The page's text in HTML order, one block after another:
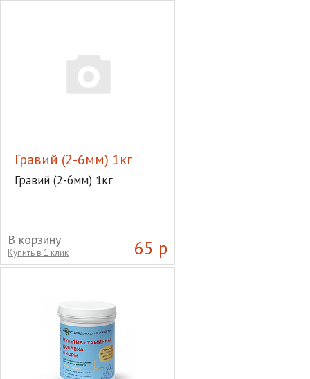
Гравий (2-6мм) 1кг
Гравий (2-6мм) 1кг
65 р
В корзину
Купить в 1 клик